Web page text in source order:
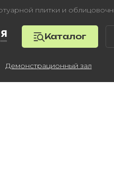
плитки и
Каталог
Демонстрационный зал